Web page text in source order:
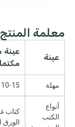
معلمة المنتج
عينة
عينة
مهلة 10-15 بعد أيام من استلام الإيداع وتأكيد إثبات
أنواع
الكتب
الورق